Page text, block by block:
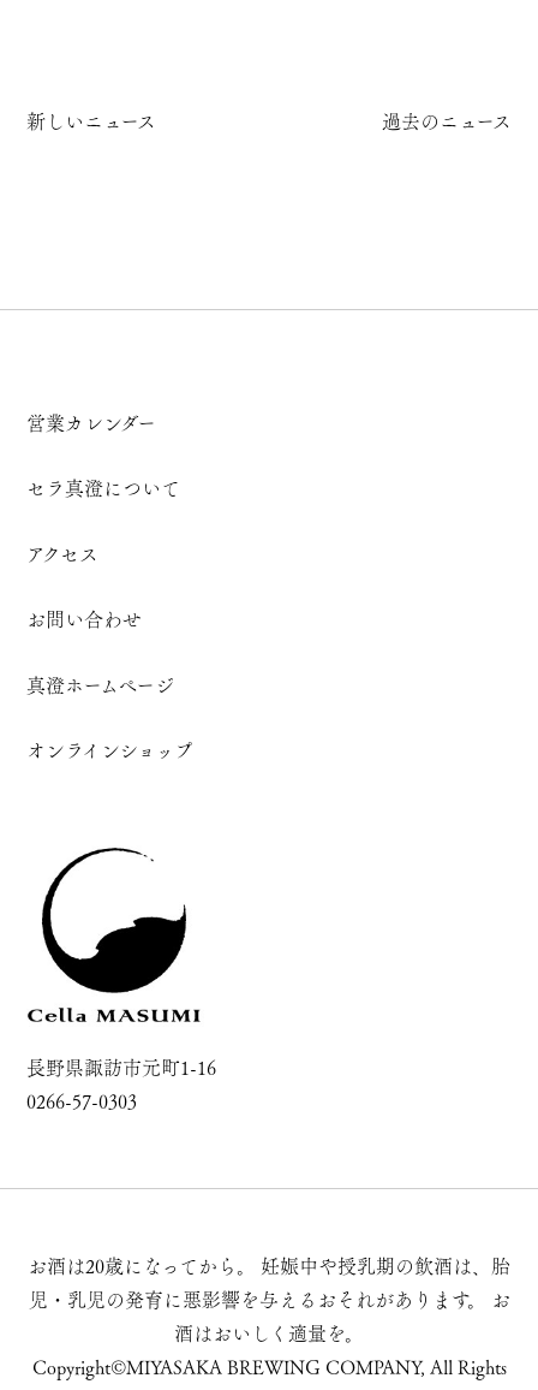
新しいニュース 過去のニュース
営業カレンダー
セラ真澄について
アクセス
お問い合わせ
真澄ホームページ
オンラインショップ
長野県諏訪市元町1-16
0266-57-0303
お酒は20歳になってから。
妊娠中や授乳期の飲酒は、胎
児・乳児の発育に悪影響を与えるおそれがあります。
お
酒はおいしく適量を。
Copyright©MIYASAKA BREWING COMPANY, All Rights